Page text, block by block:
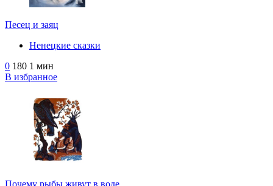
Песец и заяц
Ненецкие сказки
0 180 1 мин
В избранное
Почему рыбы живут в воде